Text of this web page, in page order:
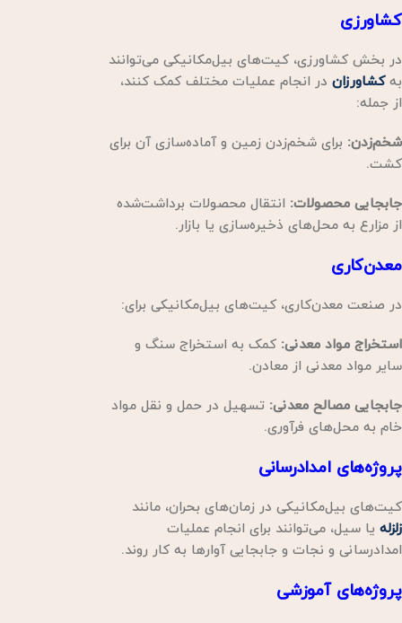
کشاورزی
در بخش کشاورزی، کیت‌های بیل‌مکانیکی می‌توانند
بهکشاورزان در انجام عملیات مختلف کمک کنند،
از جمله:
شخم‌زدن: برای شخم‌زدن زمین و آماده‌سازی آن برای
کشت.
جابجایی محصولات: انتقال محصولات برداشت‌شده
از مزارع به محل‌های ذخیره‌سازی یا بازار.
معدن‌کاری
در صنعت معدن‌کاری، کیت‌های بیل‌مکانیکی برای:
استخراج مواد معدنی: کمک به استخراج سنگ و
سایر مواد معدنی از معادن.
جابجایی مصالح معدنی: تسهیل در حمل و نقل مواد
خام به محل‌های فرآوری.
پروژه‌های امدادرسانی
کیت‌های بیل‌مکانیکی در زمان‌های بحران، مانند
زلزله یا سیل، می‌توانند برای انجام عملیات
امدادرسانی و نجات و جابجایی آوارها به کار روند.
پروژه‌های آموزشی